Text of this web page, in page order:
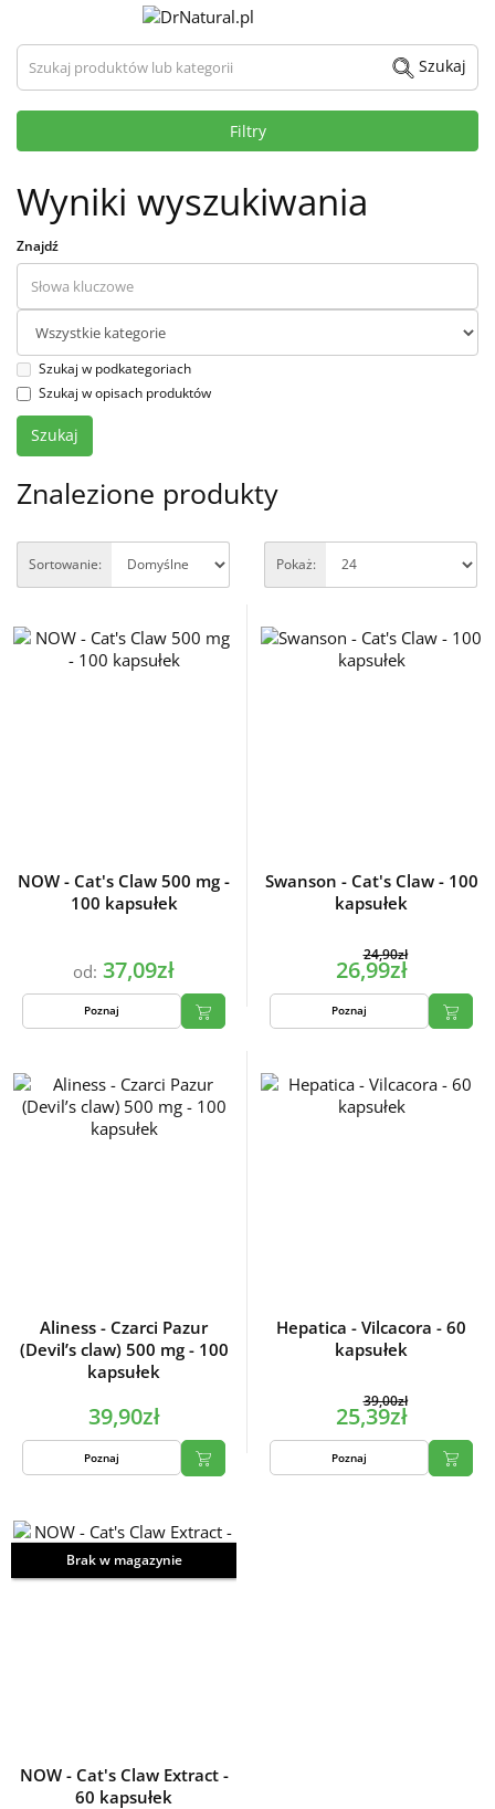
Szukaj produktów lub kategorii Szukaj
Filtry
Wyniki wyszukiwania
Znajdź
Szukaj w podkategoriach
Szukaj w opisach produktów
Znalezione produkty
Sortowanie: Pokaż:
NOW - Cat's Claw 500 mg -
100 kapsułek
od: 37,09zł
Poznaj
Swanson - Cat's Claw - 100
kapsułek
24,90zł
26,99zł
Poznaj
Aliness - Czarci Pazur
(Devil’s claw) 500 mg - 100
kapsułek
39,90zł
Poznaj
Hepatica - Vilcacora - 60
kapsułek
39,00zł
25,39zł
Poznaj
Brak w magazynie
NOW - Cat's Claw Extract -
60 kapsułek